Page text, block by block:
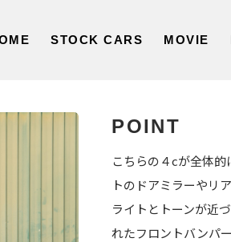
STOCK CARS MOVIE
POINT
こちらの４cが全体
トのドアミラーやリ
ライトとトーンが近
れたフロントバンパ